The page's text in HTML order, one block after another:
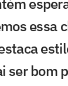
essa
ser bom